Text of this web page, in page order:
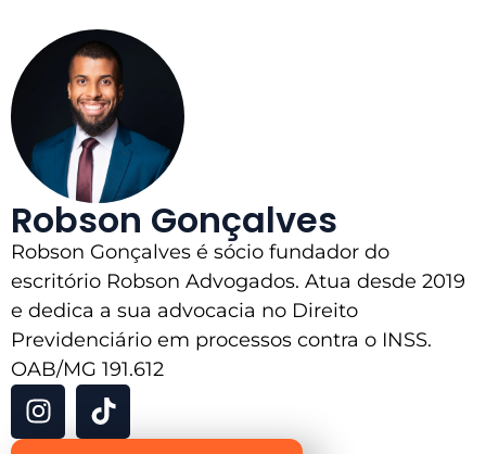
Robson Gonçalves
Robson Gonçalves é sócio fundador do
escritório Robson Advogados. Atua desde 2019
e dedica a sua advocacia no Direito
Previdenciário em processos contra o INSS.
OAB/MG 191.612